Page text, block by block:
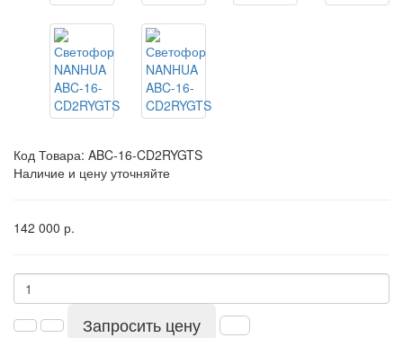
Код Товара: ABC-16-CD2RYGTS
Наличие и цену уточняйте
142 000 р.
Запросить цену